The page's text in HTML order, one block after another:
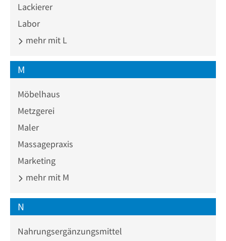
Lackierer
Labor
mehr mit L
M
Möbelhaus
Metzgerei
Maler
Massagepraxis
Marketing
mehr mit M
N
Nahrungsergänzungsmittel